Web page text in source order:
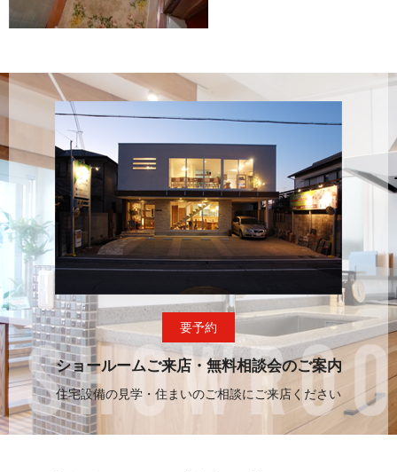
要予約
ショールームご来店・無料相談会のご案内
住宅設備の見学・住まいのご相談にご来店ください